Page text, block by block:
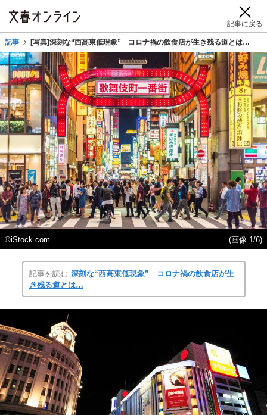
記事に戻る
記事 [写真]深刻な“西高東低現象” コロナ禍の飲食店が生き残る道とは…
©️iStock.com (画像 1/6)
記事を読む 深刻な“西高東低現象” コロナ禍の飲食店が生
き残る道とは…